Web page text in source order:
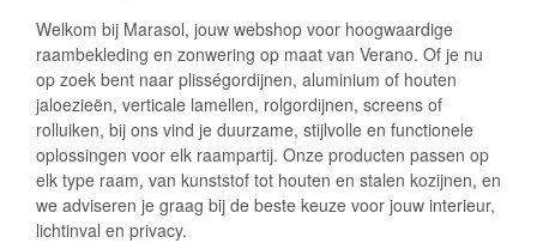
Welkom bij Marasol, jouw webshop voor hoogwaardige
raambekleding en zonwering op maat van Verano. Of je nu
op zoek bent naar plisségordijnen, aluminium of houten
jaloezieën, verticale lamellen, rolgordijnen, screens of
rolluiken, bij ons vind je duurzame, stijlvolle en functionele
oplossingen voor elk raampartij. Onze producten passen op
elk type raam, van kunststof tot houten en stalen kozijnen, en
we adviseren je graag bij de beste keuze voor jouw interieur,
lichtinval en privacy.